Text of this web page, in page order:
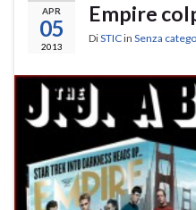
APR
05
2013
Empire
DiSTICin Senza